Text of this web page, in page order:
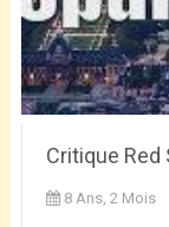
Critique Red
8 Ans, 2 Mois